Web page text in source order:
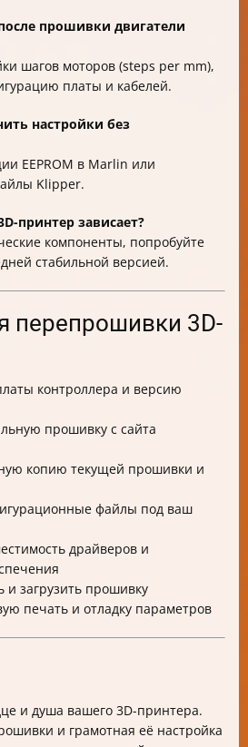
прошивки двигатели
шагов моторов (steps per mm),
платы и кабелей.
настройки без
EEPROM в Marlin или
Klipper.
принтер зависает?
компоненты, попробуйте
стабильной версией.
перепрошивки 3D-
контроллера и версию
прошивку с сайта
копию текущей прошивки и
файлы под ваш
драйверов и
и загрузить прошивку
печать и отладку параметров
и душа вашего 3D-принтера.
и грамотная её настройка